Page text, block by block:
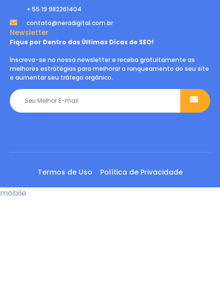
+ 55 19 982261404
contato@neradigital.com.br
Newsletter
Fique por Dentro das Últimas Dicas de SEO!
Inscreva-se na nossa newsletter e receba gratuitamente as
melhores estratégias para melhorar o ranqueamento do seu site
e aumentar seu tráfego orgânico.
Termos de Uso Política de Privacidade